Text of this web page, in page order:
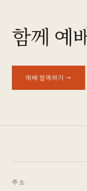
함께 예
예배 함께하기 →
주소